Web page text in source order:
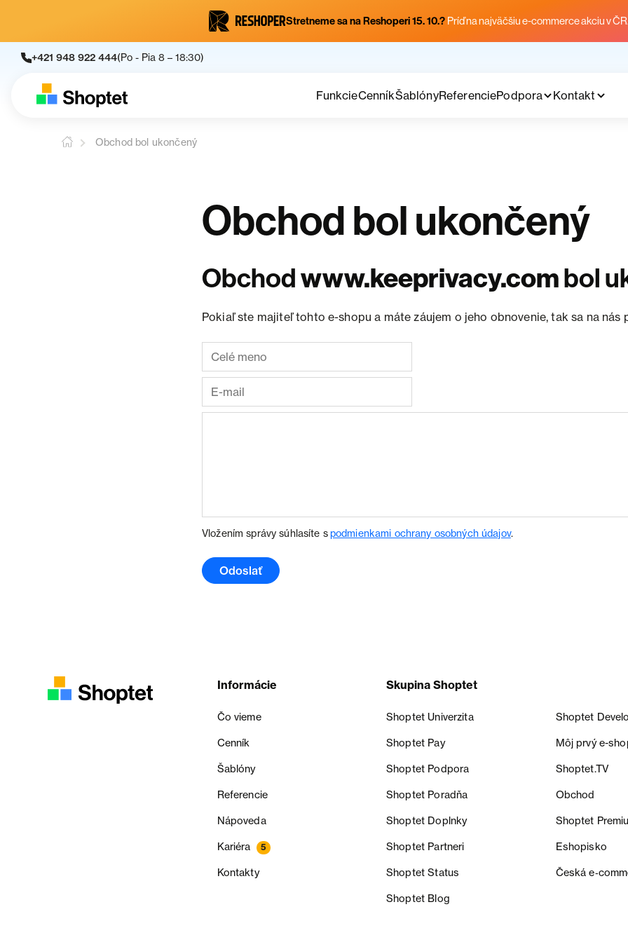
Stretneme sa na Reshoperi 15. 10.? Príď na najväčšiu e-commerce akciu v ČR.
+421 948 922 444(Po - Pia 8 – 18:30)
FunkcieCenníkŠablónyReferenciePodpora Kontakt
Obchod bol ukončený
Obchod bol ukončený
Obchodwww.keeprivacy.combol
Pokiaľ ste majiteľ tohto e-shopu a máte záujem o jeho obnovenie, tak sa na nás
Vložením správy súhlasíte spodmienkami ochrany osobných údajov.
Odoslať
Informácie
Čo vieme
Cenník
Šablóny
Referencie
Nápoveda
Kariéra 5
Kontakty
Skupina Shoptet
Shoptet Univerzita Shoptet
Shoptet Pay Môj prvý e-
Shoptet Podpora Shoptet.TV
Shoptet Poradňa Obchod
Shoptet Doplnky Shoptet
Shoptet Partneri Eshopisko
Shoptet Status Česká
Shoptet Blog